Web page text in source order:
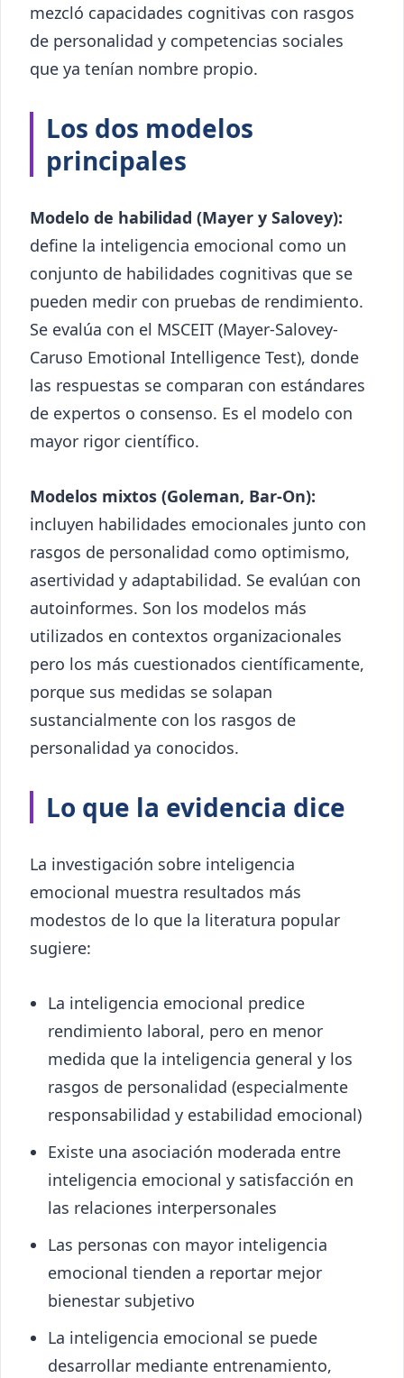
mezcló capacidades cognitivas con rasgos
de personalidad y competencias sociales
que ya tenían nombre propio.
Los dos modelos
principales
Modelo de habilidad (Mayer y Salovey):
define la inteligencia emocional como un
conjunto de habilidades cognitivas que se
pueden medir con pruebas de rendimiento.
Se evalúa con el MSCEIT (Mayer-Salovey-
Caruso Emotional Intelligence Test), donde
las respuestas se comparan con estándares
de expertos o consenso. Es el modelo con
mayor rigor científico.
Modelos mixtos (Goleman, Bar-On):
incluyen habilidades emocionales junto con
rasgos de personalidad como optimismo,
asertividad y adaptabilidad. Se evalúan con
autoinformes. Son los modelos más
utilizados en contextos organizacionales
pero los más cuestionados científicamente,
porque sus medidas se solapan
sustancialmente con los rasgos de
personalidad ya conocidos.
Lo que la evidencia dice
La investigación sobre inteligencia
emocional muestra resultados más
modestos de lo que la literatura popular
sugiere:
La inteligencia emocional predice
rendimiento laboral, pero en menor
medida que la inteligencia general y los
rasgos de personalidad (especialmente
responsabilidad y estabilidad emocional)
Existe una asociación moderada entre
inteligencia emocional y satisfacción en
las relaciones interpersonales
Las personas con mayor inteligencia
emocional tienden a reportar mejor
bienestar subjetivo
La inteligencia emocional se puede
desarrollar mediante entrenamiento,